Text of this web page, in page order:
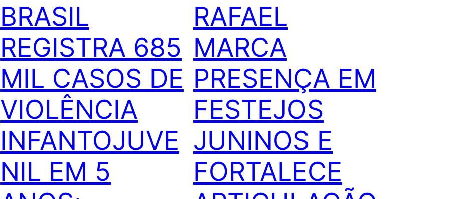
BRASIL
REGISTRA 685
MIL CASOS DE
VIOLÊNCIA
INFANTOJUVE
NIL EM 5
RAFAEL
MARCA
PRESENÇA EM
FESTEJOS
JUNINOS E
FORTALECE